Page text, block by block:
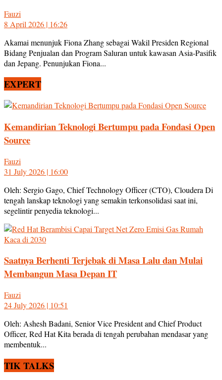
Fauzi
8 April 2026 | 16:26
Akamai menunjuk Fiona Zhang sebagai Wakil Presiden Regional
Bidang Penjualan dan Program Saluran untuk kawasan Asia-Pasifik
dan Jepang. Penunjukan Fiona...
EXPERT
Kemandirian Teknologi Bertumpu pada Fondasi Open
Source
Fauzi
31 July 2026 | 16:00
Oleh: Sergio Gago, Chief Technology Officer (CTO), Cloudera Di
tengah lanskap teknologi yang semakin terkonsolidasi saat ini,
segelintir penyedia teknologi...
Saatnya Berhenti Terjebak di Masa Lalu dan Mulai
Membangun Masa Depan IT
Fauzi
24 July 2026 | 10:51
Oleh: Ashesh Badani, Senior Vice President and Chief Product
Officer, Red Hat Kita berada di tengah perubahan mendasar yang
membentuk...
TIK TALKS